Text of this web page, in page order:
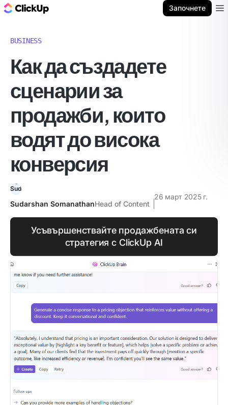
Започнете
BUSINESS
Как да създадете
сценарии за
продажби, които
водят до висока
конверсия
Sudarshan SomanathanHead of Content
26 март 2025 г.
Усъвършенствайте продажбената си
стратегия с ClickUp AI